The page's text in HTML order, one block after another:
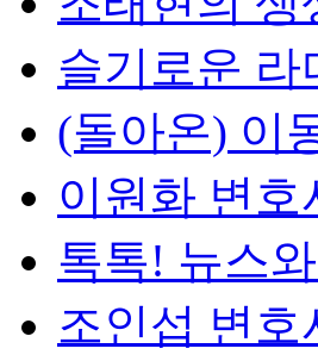
슬기로운 라
(돌아온) 이
이원화 변
톡톡! 뉴스
조인섭 변